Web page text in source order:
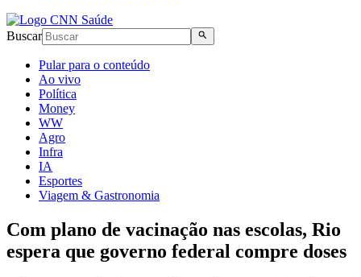
Buscar
Pular para o conteúdo
Ao vivo
Política
Money
WW
Agro
Infra
IA
Esportes
Viagem & Gastronomia
Com plano de vacinação nas escolas, Rio
espera que governo federal compre doses